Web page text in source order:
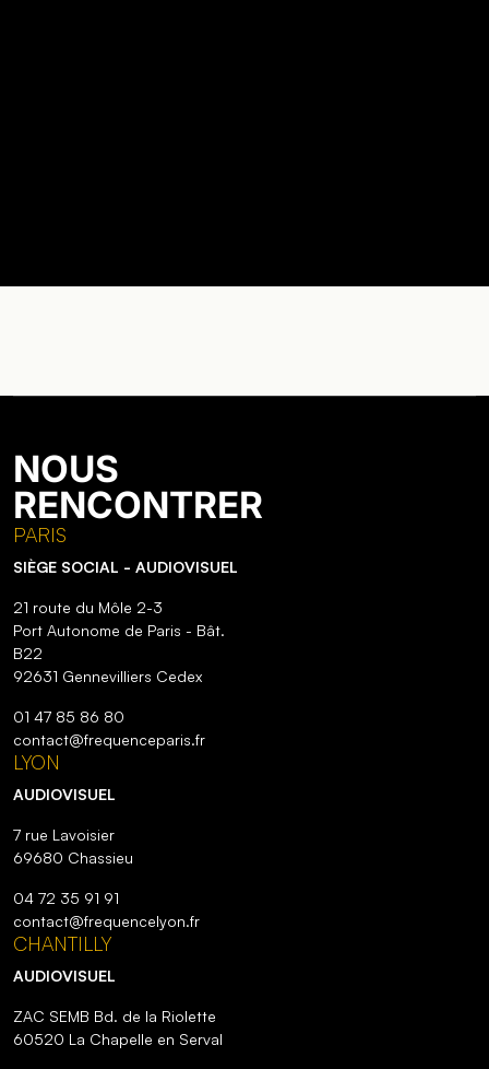
NOUS
RENCONTRER
PARIS
SIÈGE SOCIAL - AUDIOVISUEL
21 route du Môle 2-3
Port Autonome de Paris - Bât.
B22
92631 Gennevilliers Cedex
01 47 85 86 80
contact@frequenceparis.fr
LYON
AUDIOVISUEL
7 rue Lavoisier
69680 Chassieu
04 72 35 91 91
contact@frequencelyon.fr
CHANTILLY
AUDIOVISUEL
ZAC SEMB Bd. de la Riolette
60520 La Chapelle en Serval